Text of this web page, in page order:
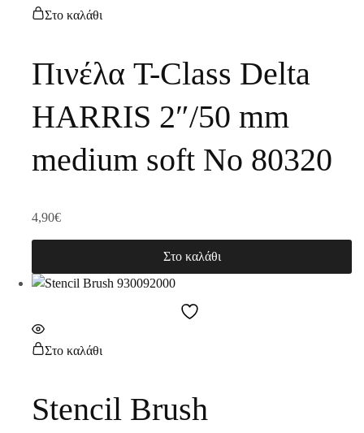
Στο καλάθι
Πινέλα T-Class Delta
HARRIS 2″/50 mm
medium soft Νο 80320
4,90€
Στο καλάθι
Στο καλάθι
Stencil Brush